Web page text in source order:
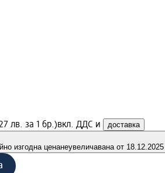
лв. за 1 бр.)вкл. ДДС и доставка
изгодна ценанеувеличавана от 18.12.2025